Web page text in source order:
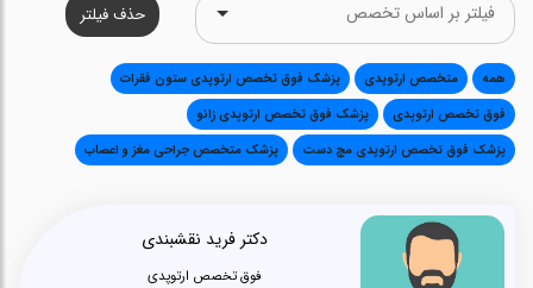
حذف فیلتر
همه متخصص ارتوپدی
پزشک فوق تخصص ارتوپدی ستون فقرات
فوق تخصص ارتوپدی
پزشک فوق تخصص ارتوپدی زانو
پزشک فوق تخصص ارتوپدی مچ دست
پزشک متخصص جراحی مغز و اعصاب
دکتر فرید نقشبندی
فوق تخصص ارتوپدی